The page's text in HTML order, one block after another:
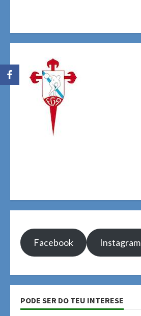
Facebook Instagram
PODE SER DO TEU INTERESE